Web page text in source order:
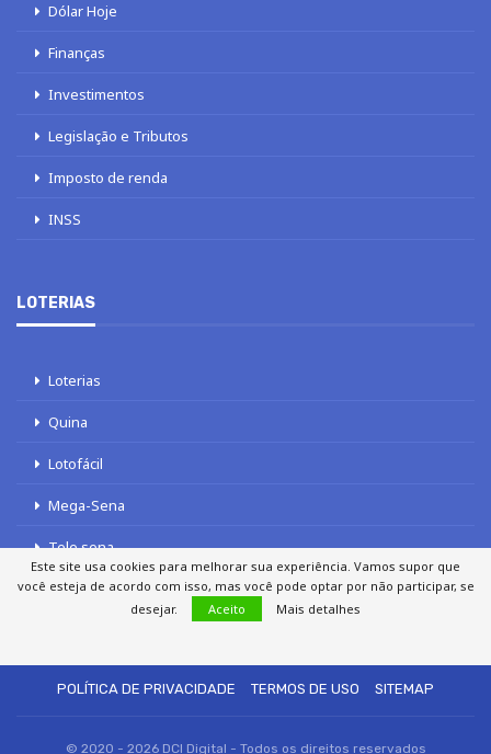
Dólar Hoje
Finanças
Investimentos
Legislação e Tributos
Imposto de renda
INSS
LOTERIAS
Loterias
Quina
Lotofácil
Mega-Sena
Tele sena
POLÍTICA DE PRIVACIDADE
TERMOS DE USO SITEMAP
© 2020 - 2026 DCI Digital - Todos os direitos reservados
Este site usa cookies para melhorar sua experiência. Vamos supor que
você esteja de acordo com isso, mas você pode optar por não participar, se
desejar.
Aceito Mais detalhes